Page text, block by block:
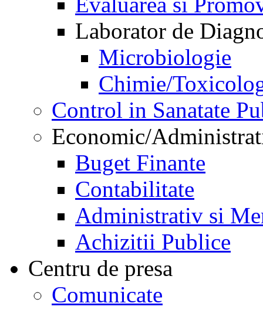
Laborator de
Microbiologie
Chimie/
Control in Sanatate
Economic/
Buget Finante
Contabilitate
Administrativ si
Achizitii Publice
Centru de presa
Comunicate